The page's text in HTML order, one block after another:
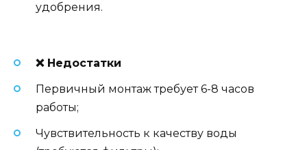
удобрения.
❌ Недостатки
Первичный монтаж требует 6-8 часов
работы;
Чувствительность к качеству воды